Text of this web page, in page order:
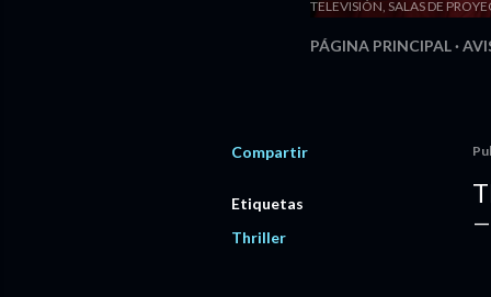
TELEVISIÓN, SALAS DE
PÁGINA PRINCIPAL
Compartir
Etiquetas
Thriller